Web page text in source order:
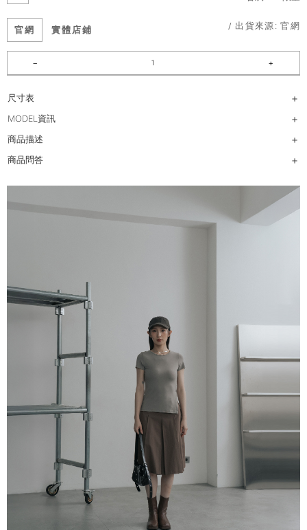
官網 實體店鋪 / 出貨來源:官網
尺寸表
MODEL資訊
商品描述
商品問答